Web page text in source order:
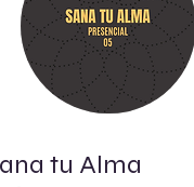
tu Alma